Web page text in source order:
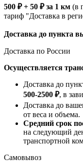
500 ₽ + 50 ₽ за 1 км (в
тариф "Доставка в
Доставка до пункта
Доставка по России
Осуществляется
Доставка до
500-2500 ₽, в
Доставка до
от веса и объема.
Средний срок
на следующий
транспортной
Самовывоз